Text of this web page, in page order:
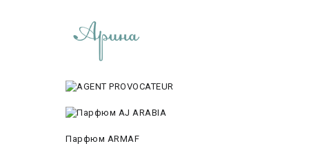
Парфюм ARMAF